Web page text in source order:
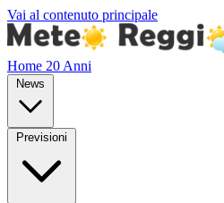
Vai al contenuto principale
Home 20 Anni
News
Previsioni